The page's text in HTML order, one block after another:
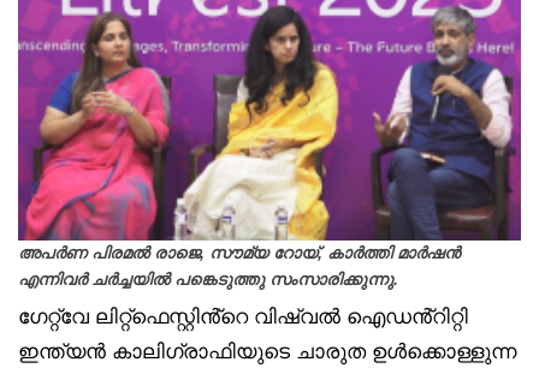
അപർണ പിരമൽ രാജെ, സൗമ്യ റോയ്, കാർത്തി മാർഷൻ
എന്നിവർ ചർച്ചയിൽ പങ്കെടുത്തു സംസാരിക്കുന്നു.
ഗേറ്റ്‌വേ ലിറ്റ്‌ഫെസ്റ്റിൻ്റെ വിഷ്വൽ ഐഡൻ്റിറ്റി
ഇന്ത്യൻ കാലിഗ്രാഫിയുടെ ചാരുത ഉൾക്കൊള്ളുന്ന